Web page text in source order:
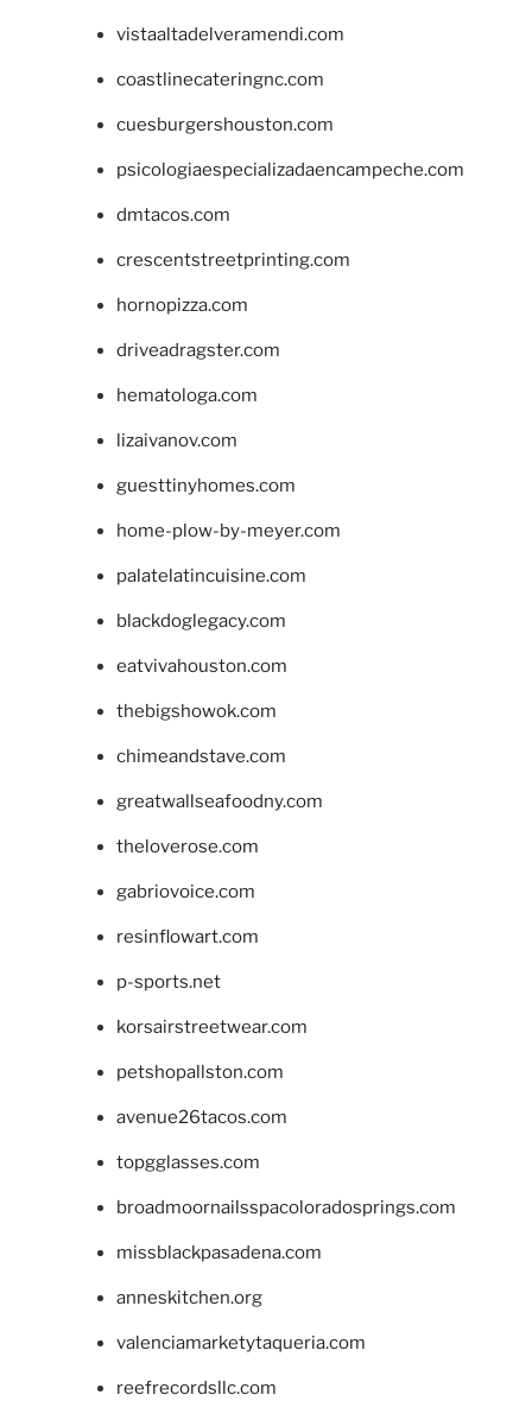
vistaaltadelveramendi.com
coastlinecateringnc.com
cuesburgershouston.com
psicologiaespecializadaencampeche.com
dmtacos.com
crescentstreetprinting.com
hornopizza.com
driveadragster.com
hematologa.com
lizaivanov.com
guesttinyhomes.com
home-plow-by-meyer.com
palatelatincuisine.com
blackdoglegacy.com
eatvivahouston.com
thebigshowok.com
chimeandstave.com
greatwallseafoodny.com
theloverose.com
gabriovoice.com
resinflowart.com
p-sports.net
korsairstreetwear.com
petshopallston.com
avenue26tacos.com
topgglasses.com
broadmoornailsspacoloradosprings.com
missblackpasadena.com
anneskitchen.org
valenciamarketytaqueria.com
reefrecordsllc.com